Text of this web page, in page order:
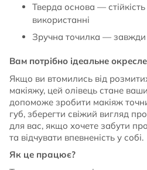
Тверда основа — стійкість
використанні
Зручна точилка — завжди
Вам потрібно ідеальне
Якщо ви втомились від
макіяжу, цей олівець стане
допоможе зробити макіяж
губ, зберегти свіжий вигляд
для вас, якщо хочете забути
та відчувати впевненість у собі.
Як це працює?